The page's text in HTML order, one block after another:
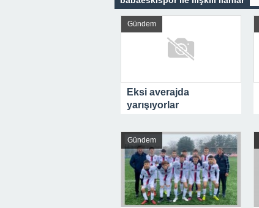
Gündem
Eksi averajda
yarışıyorlar
Gündem